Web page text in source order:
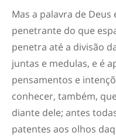
Mas a palavra de Deus
penetrante do que
penetra até a divisão
juntas e medulas, e é
pensamentos e
conhecer, também,
diante dele; antes
patentes aos olhos